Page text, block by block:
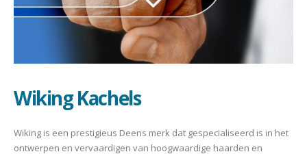
Wiking Kachels
Wiking is een prestigieus Deens merk dat gespecialiseerd is in het
ontwerpen en vervaardigen van hoogwaardige haarden en